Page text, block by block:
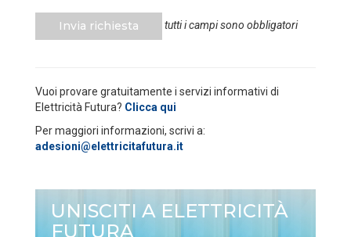
Invia richiesta tutti i campi sono obbligatori
Vuoi provare gratuitamente i servizi informativi di
Elettricità Futura? Clicca qui
Per maggiori informazioni, scrivi a:
adesioni@elettricitafutura.it
UNISCITI A ELETTRICITÀ
FUTURA